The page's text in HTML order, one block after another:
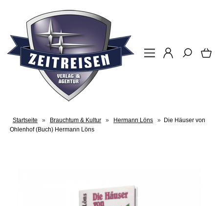
Startseite » Brauchtum & Kultur » Hermann Löns » Die Häuser von
Ohlenhof (Buch) Hermann Löns